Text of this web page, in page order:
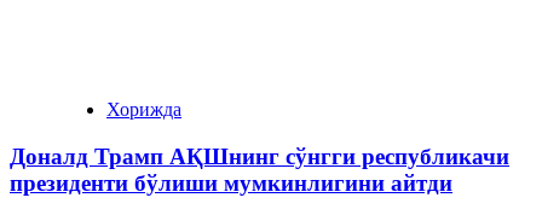
Хорижда
Доналд Трамп АҚШнинг сўнгги республикачи
президенти бўлиши мумкинлигини айтди